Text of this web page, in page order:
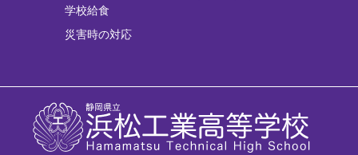
学校給食
災害時の対応